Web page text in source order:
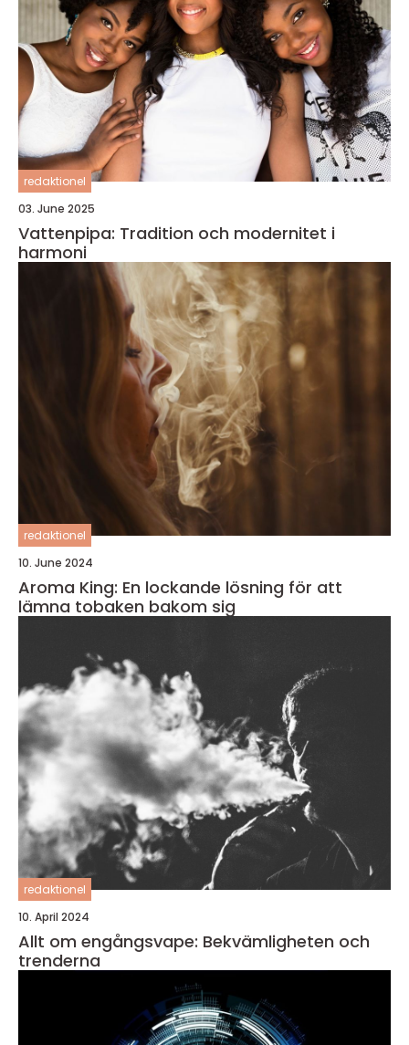
redaktionel
03. June 2025
Vattenpipa: Tradition och modernitet i
harmoni
redaktionel
10. June 2024
Aroma King: En lockande lösning för att
lämna tobaken bakom sig
redaktionel
10. April 2024
Allt om engångsvape: Bekvämligheten och
trenderna